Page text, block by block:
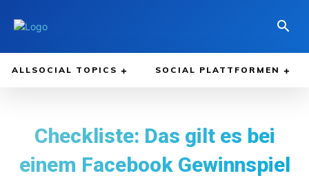
ALLSOCIAL TOPICS SOCIAL PLATTFORMEN
Checkliste: Das gilt es bei
einem Facebook Gewinnspiel